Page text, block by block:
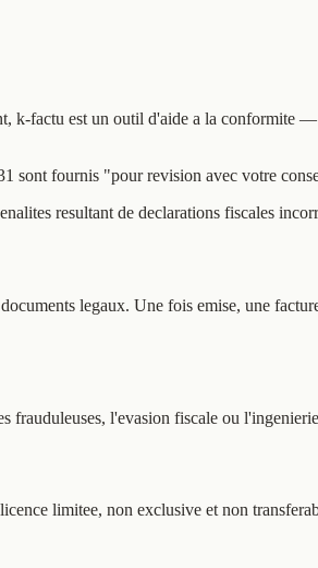
factu est un outil d'aide a la conformite
sont fournis "pour revision avec votre
resultant de declarations fiscales
legaux. Une fois emise, une
frauduleuses, l'evasion fiscale ou
limitee, non exclusive et non